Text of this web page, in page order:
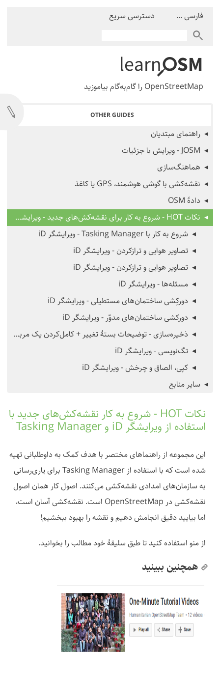
فارسی ... دسترسی سریع
OpenStreetMap را گام‌به‌گام بیاموزید
OTHER GUIDES
راهنمای مبتدیان
JOSM - ویرایش با جزئیات
هماهنگ‌سازی
نقشه‌کشی با گوشی هوشمند، GPS یا کاغذ
دادهٔ OSM
نکات HOT - شروع به کار برای نقشه‌کش‌های جدید - ویرایشگر iD
شروع به کار با Tasking Manager - ویرایشگر iD
تصاویر هوایی و ترازکردن - ویرایشگر iD
تصاویر هوایی و ترازکردن - ویرایشگر iD
مسئله‌ها - ویرایشگر iD
دورکِشی ساختمان‌های مستطیلی - ویرایشگر iD
دورکشی ساختمان‌های مدوّر - ویرایشگر iD
ذخیره‌سازی - توضیحات بستهٔ تغییر + کامل‌کردن یک مربع در مدیر وظایف - ویرایشگر iD
تگ‌نویسی - ویرایشگر iD
کپی، الصاق و چرخش - ویرایشگر iD
سایر منابع
نکات HOT - شروع به کار نقشه‌کش‌های جدید با
استفاده از ویرایشگر iD و Tasking Manager
این مجموعه از راهنماهای مختصر با هدف کمک به داوطلبانی تهیه
شده است که با استفاده از Tasking Manager برای یاری‌رسانی
به سازمان‌های امدادی نقشه‌کشی می‌کنند. اصول کار همان اصول
نقشه‌کشی در OpenStreetMap است. نقشه‌کشی آسان است،
اما بیایید دقیق انجامش دهیم و نقشه را بهبود ببخشیم!
از منو استفاده کنید تا طبق سلیقهٔ خود مطالب را بخوانید.
همچنین ببینید